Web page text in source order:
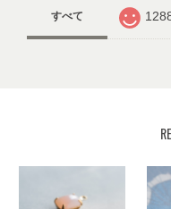
すべて